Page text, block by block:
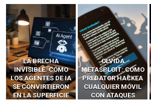
LA BRECHA
INVISIBLE: CÓMO
LOS AGENTES DE IA
SE CONVIRTIERON
EN LA SUPERFICIE
OLVIDA
METASPLOIT: CÓMO
PREDATOR HACKEA
CUALQUIER MÓVIL
CON ATAQUES